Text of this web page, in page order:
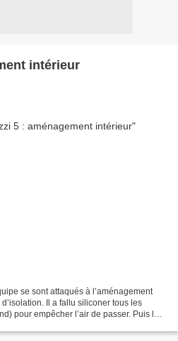
intérieur
se sont attaqués à l’aménagement
Il a fallu siliconer tous les
pour empêcher l’air de passer. Puis les